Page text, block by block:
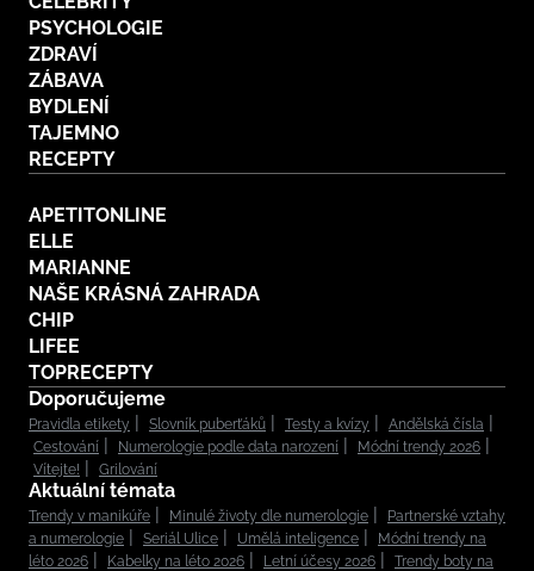
PSYCHOLOGIE
ZDRAVÍ
ZÁBAVA
BYDLENÍ
TAJEMNO
RECEPTY
APETITONLINE
ELLE
MARIANNE
NAŠE KRÁSNÁ ZAHRADA
CHIP
LIFEE
TOPRECEPTY
Doporučujeme
Pravidla etikety Slovník puberťáků Testy a kvízy
Andělská čísla
Cestování
Numerologie podle data narození
Módní trendy 2026
Vítejte!
Grilování
Aktuální témata
Trendy v manikúře Minulé životy dle numerologie
Partnerské vztahy
a numerologie
Seriál Ulice Umělá inteligence
Módní trendy na
léto 2026
Kabelky na léto 2026 Letní účesy 2026
Trendy boty na